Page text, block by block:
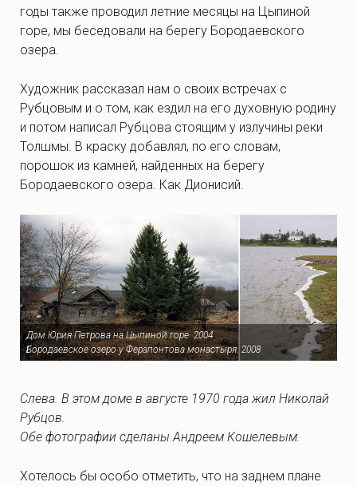
годы также проводил летние месяцы на Цыпиной
горе, мы беседовали на берегу Бородаевского
озера.
Художник рассказал нам о своих встречах с
Рубцовым и о том, как ездил на его духовную родину
и потом написал Рубцова стоящим у излучины реки
Толшмы. В краску добавлял, по его словам,
порошок из камней, найденных на берегу
Бородаевского озера. Как Дионисий.
Дом Юрия Петрова на Цыпиной горе. 2004
Бородаевское озеро у Ферапонтова монастыря. 2008
Слева. В этом доме в августе 1970 года жил Николай
Рубцов.
Обе фотографии сделаны Андреем Кошелевым.
Хотелось бы особо отметить, что на заднем плане